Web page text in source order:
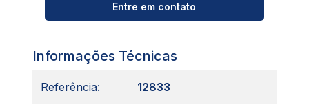
Entre em contato
Informações Técnicas
Referência: 12833